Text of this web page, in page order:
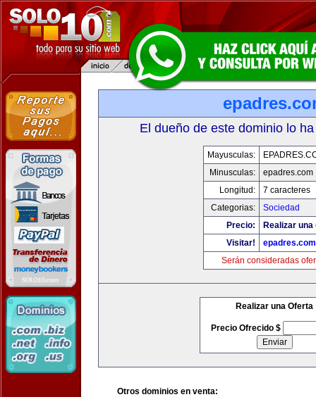
El dueño de este dominio lo
Mayusculas:
Minusculas:
epadres.com
Longitud:
7 caracteres
Categorias:
Sociedad
Precio:
Realizar
Visitar!
epadres.com
Serán consideradas
Realizar una Oferta
Precio Ofrecido $
Otros dominios en venta: